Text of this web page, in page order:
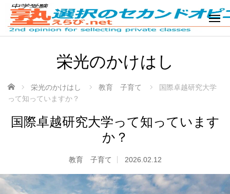
栄光のかけはし
ホーム 栄光のかけはし 教育 子育て
国際卓越研究大学
って知っていますか？
国際卓越研究大学って知っています
か？
教育 子育て 2026.02.12